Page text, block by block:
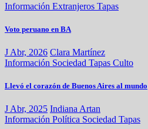
Información Extranjeros Tapas
Voto peruano en BA
J Abr, 2026 Clara Martínez
Información Sociedad Tapas Culto
Llevó el corazón de Buenos Aires al mundo
J Abr, 2025 Indiana Artan
Información Política Sociedad Tapas